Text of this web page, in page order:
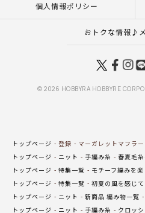
個人情報ポリシー
おトクな情報♪
© 2026 HOBBYRA HOBBYRE
トップページ 登録
マーガレットマフラ
トップページ
ニット 手編み糸 春夏毛
トップページ
特集一覧 モチーフ編みを楽
トップページ
特集一覧 初夏の風を感じて
トップページ
ニット 新商品 編み物一覧
トップページ
ニット 手編み糸 クロッ